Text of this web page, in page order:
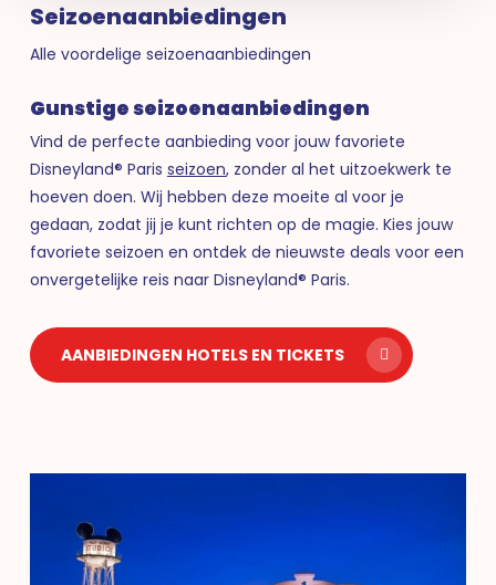
Seizoenaanbiedingen
Alle voordelige seizoenaanbiedingen
Gunstige seizoenaanbiedingen
Vind de perfecte aanbieding voor jouw favoriete
Disneyland® Paris seizoen, zonder al het uitzoekwerk te
hoeven doen. Wij hebben deze moeite al voor je
gedaan, zodat jij je kunt richten op de magie. Kies jouw
favoriete seizoen en ontdek de nieuwste deals voor een
onvergetelijke reis naar Disneyland® Paris.
AANBIEDINGEN HOTELS EN TICKETS